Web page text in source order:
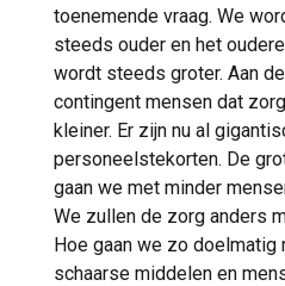
toenemende vraag. We
steeds ouder en het
wordt steeds groter. Aan
contingent mensen dat
kleiner. Er zijn nu al
personeelstekorten. De
gaan we met minder
We zullen de zorg anders
Hoe gaan we zo
schaarse middelen en